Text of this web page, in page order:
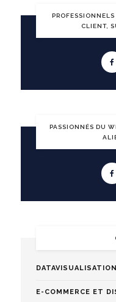
CLIENT,
PASSIONNÉS DU
DATAVISUALISATION
E-COMMERCE ET